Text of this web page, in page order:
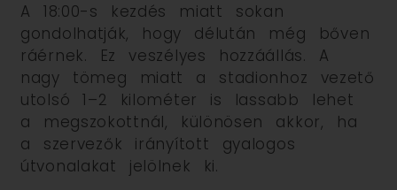
A 18:00-s kezdés miatt sokan
gondolhatják, hogy délután még bőven
ráérnek. Ez veszélyes hozzáállás. A
nagy tömeg miatt a stadionhoz vezető
utolsó 1–2 kilométer is lassabb lehet
a megszokottnál, különösen akkor, ha
a szervezők irányított gyalogos
útvonalakat jelölnek ki.